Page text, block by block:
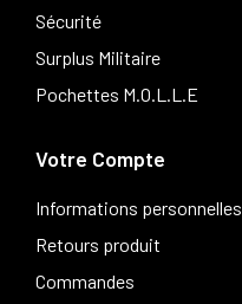
Sécurité
Surplus Militaire
Pochettes M.O.L.L.E
Votre Compte
Informations personnelles
Retours produit
Commandes